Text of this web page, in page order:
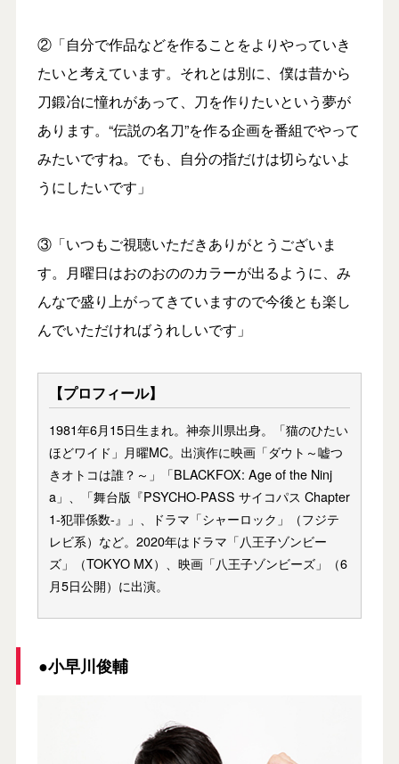
②「自分で作品などを作ることをよりやっていき
たいと考えています。それとは別に、僕は昔から
刀鍛冶に憧れがあって、刀を作りたいという夢が
あります。“伝説の名刀”を作る企画を番組でやって
みたいですね。でも、自分の指だけは切らないよ
うにしたいです」
③「いつもご視聴いただきありがとうございま
す。月曜日はおのおののカラーが出るように、み
んなで盛り上がってきていますので今後とも楽し
んでいただければうれしいです」
【プロフィール】
1981年6月15日生まれ。神奈川県出身。「猫のひたい
ほどワイド」月曜MC。出演作に映画「ダウト～嘘つ
きオトコは誰？～」「BLACKFOX: Age of the Ninj
a」、「舞台版『PSYCHO-PASS サイコパス Chapter
1-犯罪係数-』」、ドラマ「シャーロック」（フジテ
レビ系）など。2020年はドラマ「八王子ゾンビー
ズ」（TOKYO MX）、映画「八王子ゾンビーズ」（6
月5日公開）に出演。
●小早川俊輔